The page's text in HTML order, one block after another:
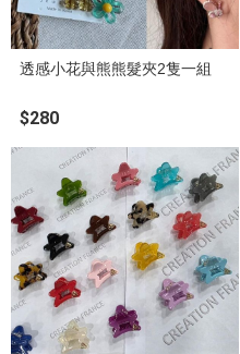
透感小花與熊熊髮夾2隻一組
$280